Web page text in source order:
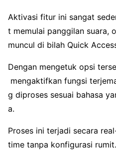
Aktivasi fitur ini sangat
t memulai panggilan suara,
muncul di bilah Quick
Dengan mengetuk opsi
mengaktifkan fungsi
g diproses sesuai bahasa
a.
Proses ini terjadi secara
time tanpa konfigurasi